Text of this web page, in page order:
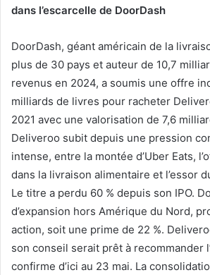
dans l’escarcelle de DoorDash
DoorDash, géant américain de la
plus de 30 pays et auteur de 10,7
revenus en 2024, a soumis une offre
milliards de livres pour racheter
2021 avec une valorisation de 7,6
Deliveroo subit depuis une pression
intense, entre la montée d’Uber Eats,
dans la livraison alimentaire et l’essor
Le titre a perdu 60 % depuis son IPO.
d’expansion hors Amérique du Nord,
action, soit une prime de 22 %.
son conseil serait prêt à recommander
confirme d’ici au 23 mai. La